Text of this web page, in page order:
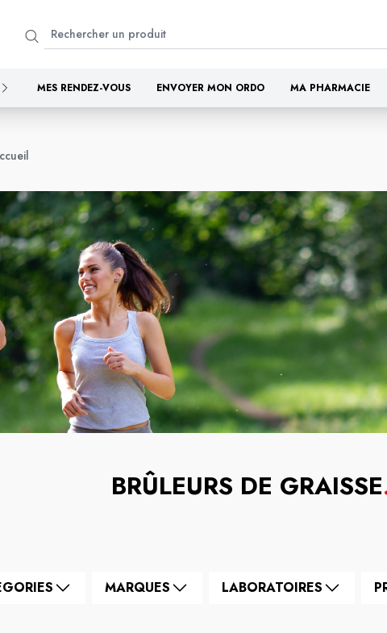
MES RENDEZ-VOUS ENVOYER MON ORDO MA PHARMACIE
BRÛLEURS DE GRAISSE
MARQUES LABORATOIRES